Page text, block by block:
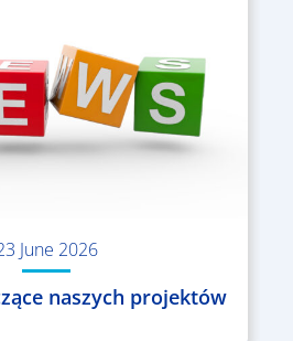
June 2026
naszych projektów